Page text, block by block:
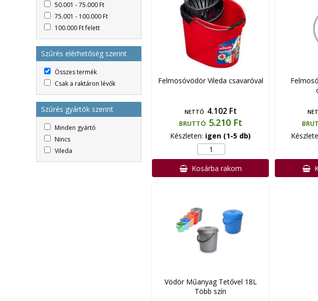
50.001 - 75.000 Ft
75.001 - 100.000 Ft
100.000 Ft felett
Szűrés elérhetőség szerint
Összes termék
Csak a raktáron lévők
Szűrés gyártók szerint
Minden gyártó
Nincs
Vileda
Felmosóvödör Vileda csavaróval
NETTÓ 4.102 Ft
BRUTTÓ 5.210 Ft
Készleten: igen (1-5 db)
Kosárba rakom
Vödör Műanyag Tetővel 18L
Több szín